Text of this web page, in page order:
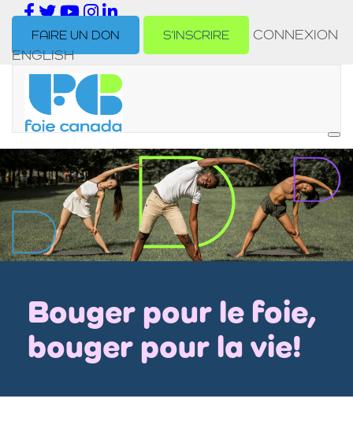
FAIRE UN DON S’INSCRIRE
CONNEXION
ENGLISH
Bouger pour le foie,
bouger pour la vie!